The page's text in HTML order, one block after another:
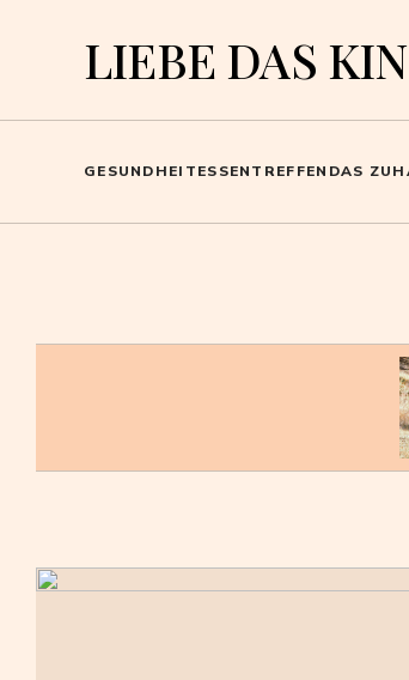
LIEBE DAS
GESUNDHEITESSENTREFFEN DAS